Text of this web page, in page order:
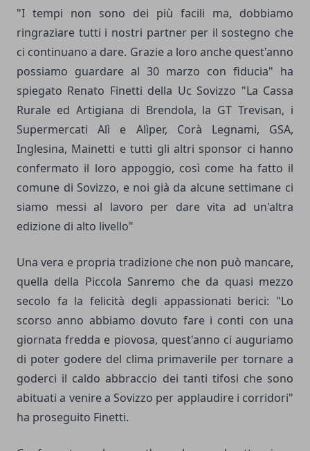
"I tempi non sono dei più facili ma, dobbiamo
ringraziare tutti i nostri partner per il sostegno che
ci continuano a dare. Grazie a loro anche quest'anno
possiamo guardare al 30 marzo con fiducia" ha
spiegato Renato Finetti della Uc Sovizzo "La Cassa
Rurale ed Artigiana di Brendola, la GT Trevisan, i
Supermercati Alì e Alìper, Corà Legnami, GSA,
Inglesina, Mainetti e tutti gli altri sponsor ci hanno
confermato il loro appoggio, così come ha fatto il
comune di Sovizzo, e noi già da alcune settimane ci
siamo messi al lavoro per dare vita ad un'altra
edizione di alto livello"
Una vera e propria tradizione che non può mancare,
quella della Piccola Sanremo che da quasi mezzo
secolo fa la felicità degli appassionati berici: "Lo
scorso anno abbiamo dovuto fare i conti con una
giornata fredda e piovosa, quest'anno ci auguriamo
di poter godere del clima primaverile per tornare a
goderci il caldo abbraccio dei tanti tifosi che sono
abituati a venire a Sovizzo per applaudire i corridori"
ha proseguito Finetti.